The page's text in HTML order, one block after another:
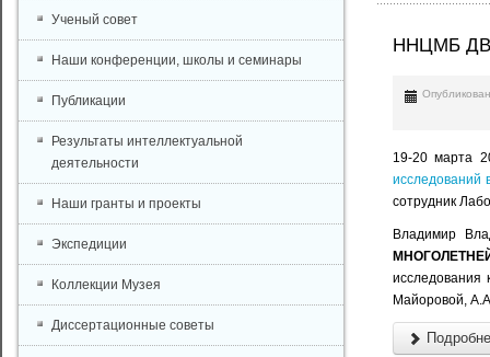
ННЦМБ ДВО
19-20 марта
исследований
сотрудник
Владимир
Майоровой,
Ученый совет
Наши конференции, школы и семинары
Публикации
Результаты интеллектуальной
деятельности
Наши гранты и проекты
Экспедиции
Коллекции Музея
Диссертационные советы